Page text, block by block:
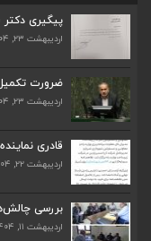
پیگیری دکتر
اردیبهشت ۲۳, ۱۴۰۴
ضرورت تکمیل قطعات ۷ و ۸
اردیبهشت ۲۳, ۱۴۰۴
قادری
اردیبهشت ۲۲, ۱۴۰۴
بررسی
اردیبهشت ۱۱, ۱۴۰۴
ضرورت تکمیل قطعات ۷ و ۸ آزادراه شیراز به اصفه...
قادری نماینده مردم